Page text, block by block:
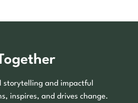
storytelling and impactful
inspires, and drives change.